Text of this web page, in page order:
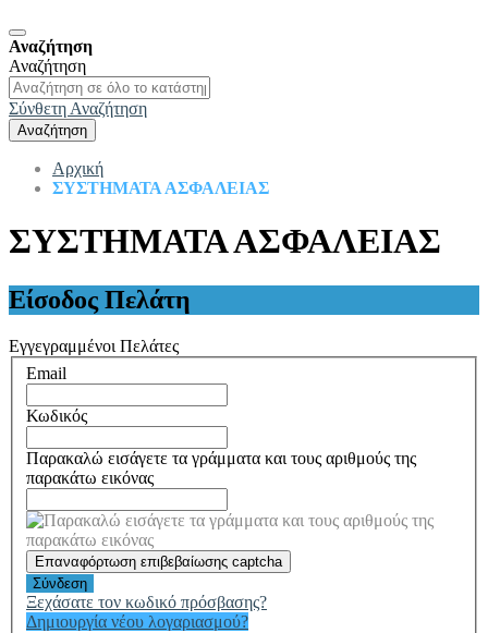
Αναζήτηση
Αναζήτηση
Σύνθετη Αναζήτηση
Αναζήτηση
Αρχική
ΣΥΣΤΗΜΑΤΑ ΑΣΦΑΛΕΙΑΣ
ΣΥΣΤΗΜΑΤΑ ΑΣΦΑΛΕΙΑΣ
Είσοδος Πελάτη
Εγγεγραμμένοι Πελάτες
Email
Κωδικός
Παρακαλώ εισάγετε τα γράμματα και τους αριθμούς της
παρακάτω εικόνας
Επαναφόρτωση επιβεβαίωσης captcha
Σύνδεση
Ξεχάσατε τον κωδικό πρόσβασης?
Δημιουργία νέου λογαριασμού?